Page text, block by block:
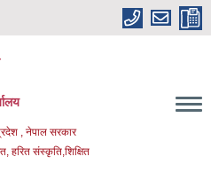
, नेपाल सरकार
हरित संस्कृति,शिक्षित